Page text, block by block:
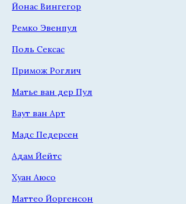
Йонас Вингегор
Ремко Эвенпул
Поль Сексас
Примож Роглич
Матье ван дер Пул
Ваут ван Арт
Мадс Педерсен
Адам Йейтс
Хуан Аюсо
Маттео Йоргенсон